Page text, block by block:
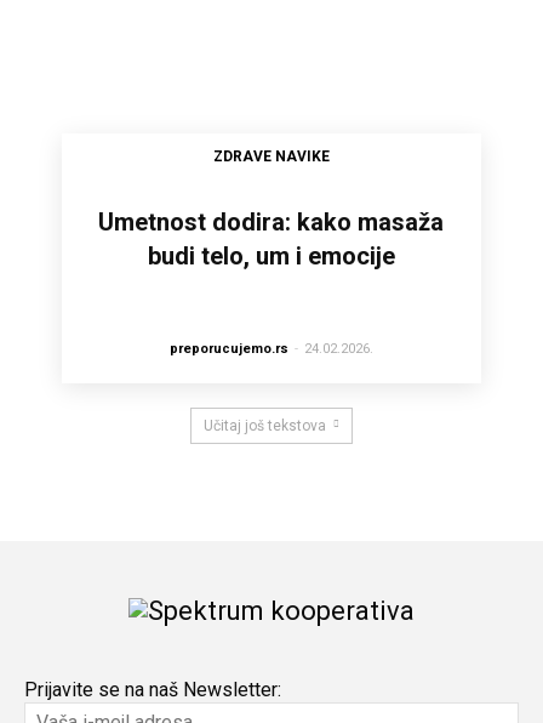
ZDRAVE NAVIKE
Umetnost dodira: kako masaža
budi telo, um i emocije
preporucujemo.rs - 24.02.2026.
Učitaj još tekstova
Prijavite se na naš Newsletter: